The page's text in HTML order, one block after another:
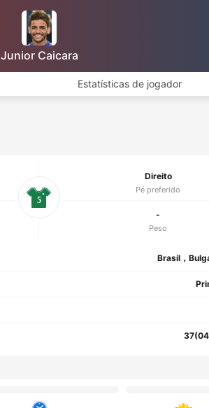
Junior Caicara
Estatísticas de jogador
Direito
Pé preferido
-
Peso
5
Brasil，